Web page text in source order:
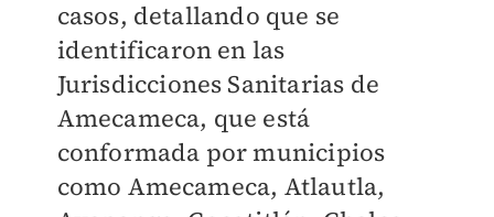
casos, detallando que se
identificaron en las
Jurisdicciones Sanitarias de
Amecameca, que está
conformada por municipios
como Amecameca, Atlautla,